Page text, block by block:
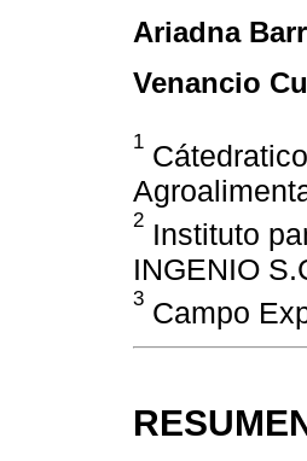
Ariadna
Venancio
1
2 Instituto
INGENIO
3 Campo